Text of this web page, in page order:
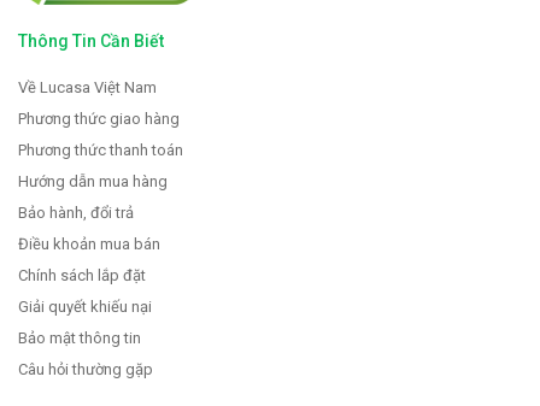
Thông Tin Cần Biết
Về Lucasa Việt Nam
Phương thức giao hàng
Phương thức thanh toán
Hướng dẫn mua hàng
Bảo hành, đổi trả
Điều khoản mua bán
Chính sách lắp đặt
Giải quyết khiếu nại
Bảo mật thông tin
Câu hỏi thường gặp